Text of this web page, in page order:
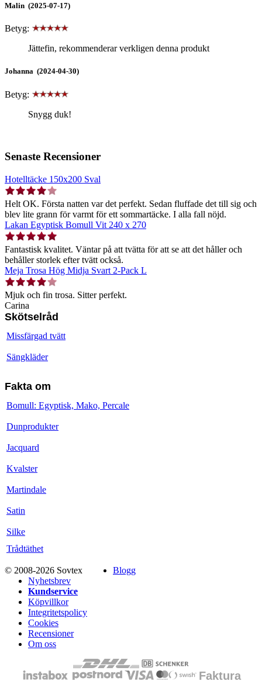
Malin (2025-07-17)
Betyg:
Jättefin, rekommenderar verkligen denna produkt
Johanna (2024-04-30)
Betyg:
Snygg duk!
Senaste Recensioner
Hotelltäcke 150x200 Sval
Helt OK. Första natten var det perfekt. Sedan fluffade det till sig och
blev lite grann för varmt för ett sommartäcke. I alla fall nöjd.
Lakan Egyptisk Bomull Vit 240 x 270
Fantastisk kvalitet. Väntar på att tvätta för att se att det håller och
behåller storlek efter tvätt också.
Meja Trosa Hög Midja Svart 2-Pack L
Mjuk och fin trosa. Sitter perfekt.
Carina
Skötselråd
Missfärgad tvätt
Sängkläder
Fakta om
Bomull: Egyptisk, Mako, Percale
Dunprodukter
Jacquard
Kvalster
Martindale
Satin
Silke
Trådtäthet
© 2008-2026 Sovtex
Blogg
Nyhetsbrev
Kundservice
Köpvillkor
Integritetspolicy
Cookies
Recensioner
Om oss